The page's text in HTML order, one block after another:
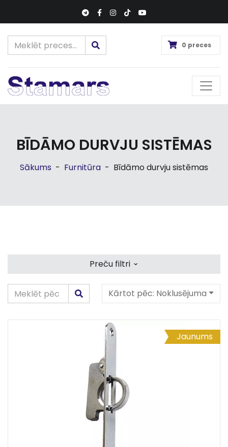
0 preces
BĪDĀMO DURVJU SISTĒMAS
Sākums - Furnitūra - Bīdāmo durvju sistēmas
Preču filtri ⌄
Kārtot pēc: Noklusējuma
Jaunums